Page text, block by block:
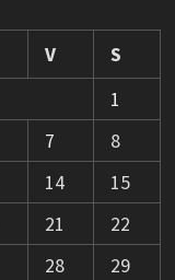
V
S
1
7
8
14
15
21
22
28
29